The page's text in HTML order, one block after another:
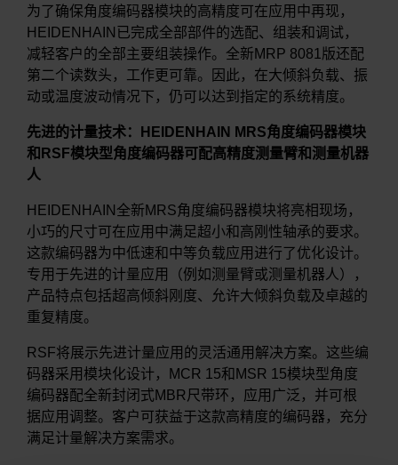
为了确保角度编码器模块的高精度可在应用中再现，
HEIDENHAIN已完成全部部件的选配、组装和调试，
减轻客户的全部主要组装操作。全新MRP 8081版还配
第二个读数头，工作更可靠。因此，在大倾斜负载、振
动或温度波动情况下，仍可以达到指定的系统精度。
先进的计量技术：HEIDENHAIN MRS角度编码器模块
和RSF模块型角度编码器可配高精度测量臂和测量机器
人
HEIDENHAIN全新MRS角度编码器模块将亮相现场，
小巧的尺寸可在应用中满足超小和高刚性轴承的要求。
这款编码器为中低速和中等负载应用进行了优化设计。
专用于先进的计量应用（例如测量臂或测量机器人），
产品特点包括超高倾斜刚度、允许大倾斜负载及卓越的
重复精度。
RSF将展示先进计量应用的灵活通用解决方案。这些编
码器采用模块化设计，MCR 15和MSR 15模块型角度
编码器配全新封闭式MBR尺带环，应用广泛，并可根
据应用调整。客户可获益于这款高精度的编码器，充分
满足计量解决方案需求。